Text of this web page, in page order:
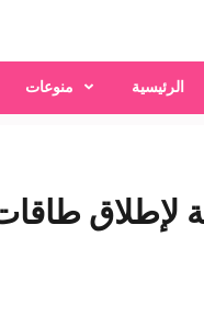
الرئيسية منوعات
لإطلاق